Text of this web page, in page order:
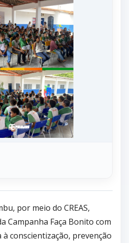
por meio do CREAS,
Campanha Faça Bonito com
conscientização, prevenção